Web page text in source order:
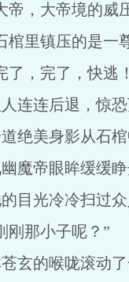
帝，大帝境的威
棺里镇压的是一
了，完了，快逃
连连后退，惊恐
绝美身影从石棺
魔帝眼眸缓缓
目光冷冷扫过
刚那小子呢？”
玄的喉咙滚动